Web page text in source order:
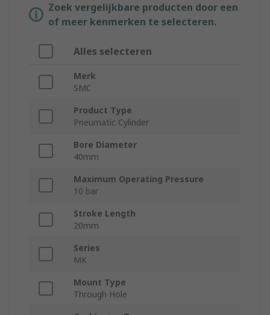
Zoek vergelijkbare producten door een
of meer kenmerken te selecteren.
Alles selecteren
Merk
SMC
Product Type
Pneumatic Cylinder
Bore Diameter
40mm
Maximum Operating Pressure
10 bar
Stroke Length
20mm
Series
MK
Mount Type
Through Hole